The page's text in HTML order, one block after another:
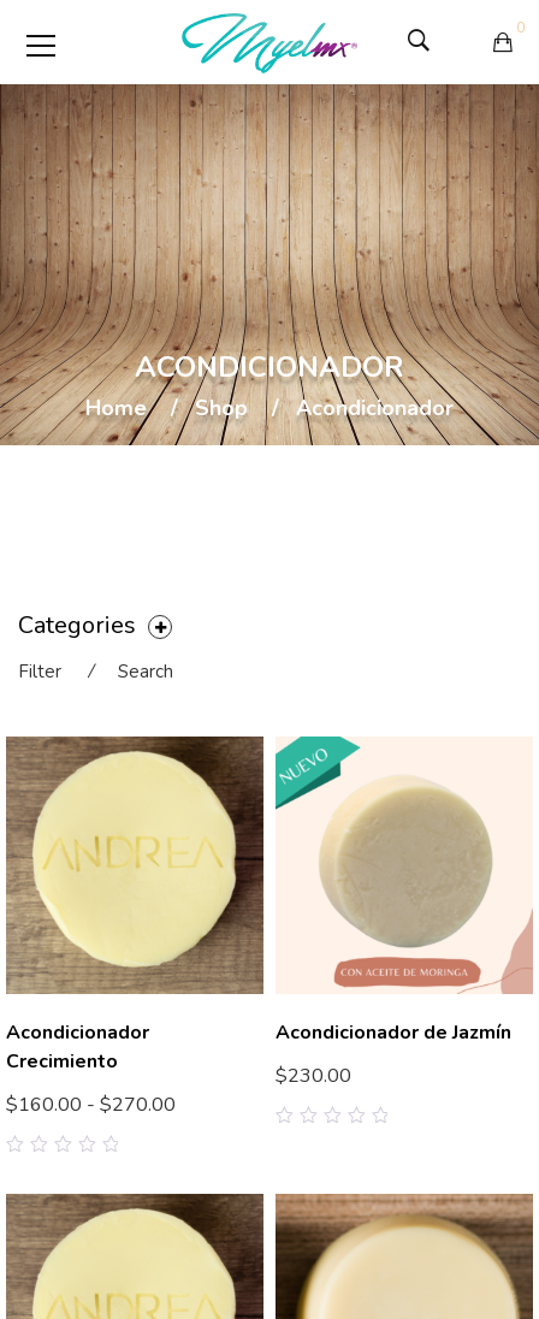
0
ACONDICIONADOR
Home Shop Acondicionador
Categories
Filter ⁄ Search
Acondicionador
Crecimiento
of
5
$160.00 - $270.00
Acondicionador de Jazmín
5
$230.00